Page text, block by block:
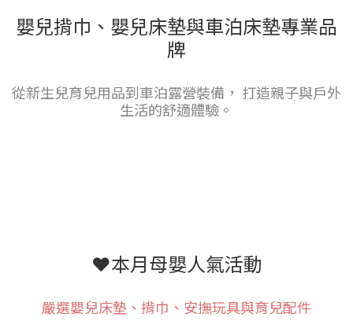
嬰兒揹巾、嬰兒床墊與車泊床墊專業品
牌
從新生兒育兒用品到車泊露營裝備， 打造親子與戶外
生活的舒適體驗。
❤️本月母嬰人氣活動
嚴選嬰兒床墊、揹巾、安撫玩具與育兒配件